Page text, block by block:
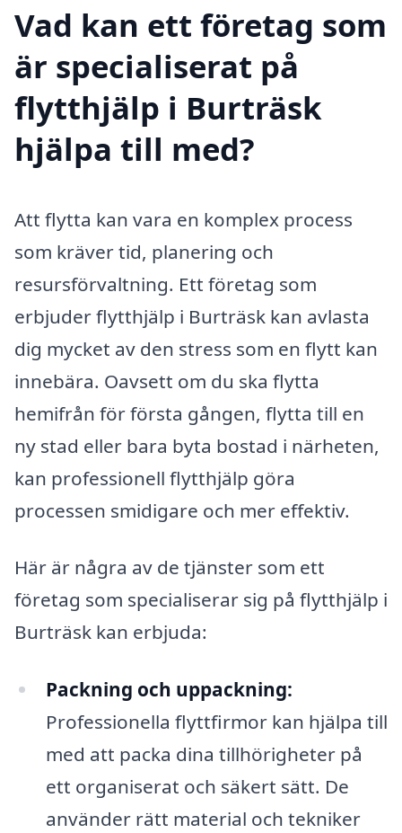
Vad kan ett företag som
är specialiserat på
flytthjälp i Burträsk
hjälpa till med?
Att flytta kan vara en komplex process
som kräver tid, planering och
resursförvaltning. Ett företag som
erbjuder flytthjälp i Burträsk kan avlasta
dig mycket av den stress som en flytt kan
innebära. Oavsett om du ska flytta
hemifrån för första gången, flytta till en
ny stad eller bara byta bostad i närheten,
kan professionell flytthjälp göra
processen smidigare och mer effektiv.
Här är några av de tjänster som ett
företag som specialiserar sig på flytthjälp i
Burträsk kan erbjuda:
Packning och uppackning:
Professionella flyttfirmor kan hjälpa till
med att packa dina tillhörigheter på
ett organiserat och säkert sätt. De
använder rätt material och tekniker